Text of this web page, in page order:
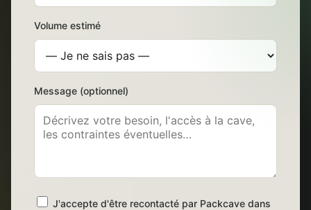
Volume estimé
Message (optionnel)
J'accepte d'être recontacté par Packcave dans